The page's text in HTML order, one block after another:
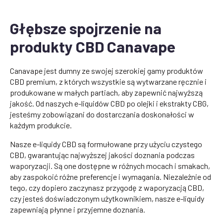
Głębsze spojrzenie na
produkty CBD Canavape
Canavape jest dumny ze swojej szerokiej gamy produktów
CBD premium, z których wszystkie są wytwarzane ręcznie i
produkowane w małych partiach, aby zapewnić najwyższą
jakość. Od naszych e-liquidów CBD po olejki i ekstrakty CBG,
jesteśmy zobowiązani do dostarczania doskonałości w
każdym produkcie.
Nasze e-liquidy CBD są formułowane przy użyciu czystego
CBD, gwarantując najwyższej jakości doznania podczas
waporyzacji. Są one dostępne w różnych mocach i smakach,
aby zaspokoić różne preferencje i wymagania. Niezależnie od
tego, czy dopiero zaczynasz przygodę z waporyzacją CBD,
czy jesteś doświadczonym użytkownikiem, nasze e-liquidy
zapewniają płynne i przyjemne doznania.